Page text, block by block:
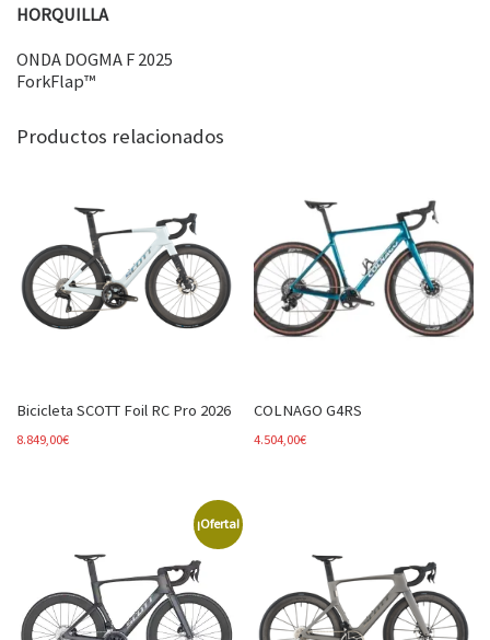
HORQUILLA
ONDA DOGMA F 2025
ForkFlap™
Productos relacionados
Bicicleta SCOTT Foil RC Pro 2026
8.849,00€
COLNAGO G4RS
4.504,00€
¡Oferta!